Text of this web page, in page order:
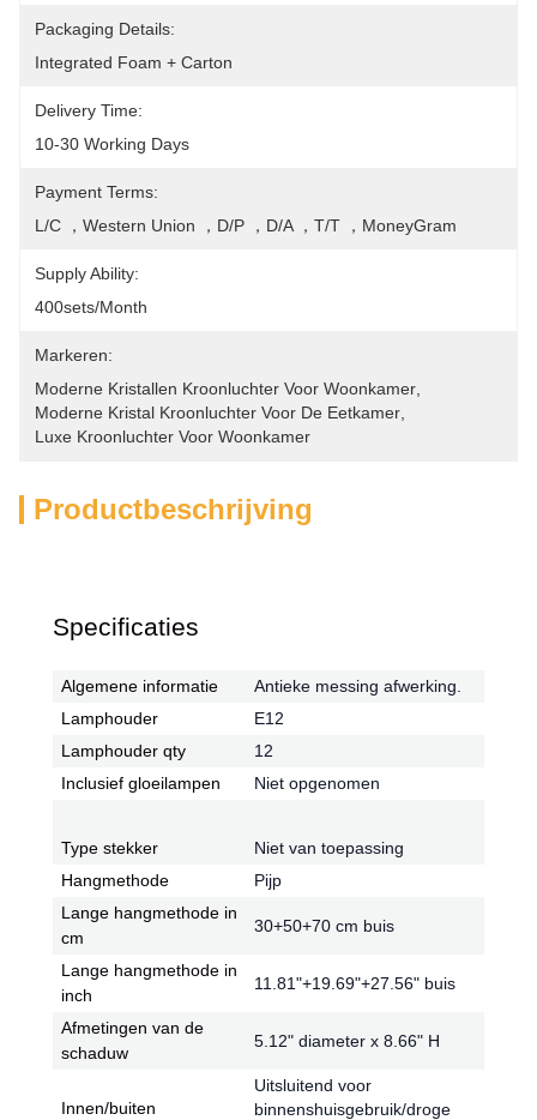
Packaging Details:
Integrated Foam + Carton
Delivery Time:
10-30 Working Days
Payment Terms:
L/C ，Western Union ，D/P ，D/A ，T/T ，MoneyGram
Supply Ability:
400sets/month
Markeren:
Moderne Kristallen Kroonluchter Voor Woonkamer
Moderne Kristal Kroonluchter Voor De Eetkamer
Luxe Kroonluchter Voor Woonkamer
Productbeschrijving
Specificaties
Algemene informatie
Antieke messing afwerking.
Lamphouder
E12
Lamphouder qty
12
Inclusief gloeilampen
Niet opgenomen
Type stekker
Niet van toepassing
Hangmethode
Pijp
Lange hangmethode in
cm
30+50+70 cm buis
Lange hangmethode in
inch
11.81"+19.69"+27.56" buis
Afmetingen van de
schaduw
5.12" diameter x 8.66" H
Innen/buiten
Uitsluitend voor
binnenshuisgebruik/droge